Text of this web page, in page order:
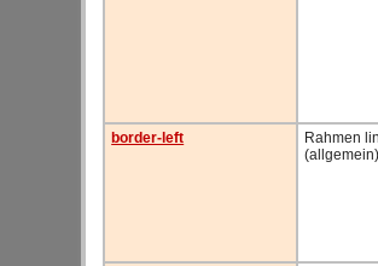
border-left
Rahmen